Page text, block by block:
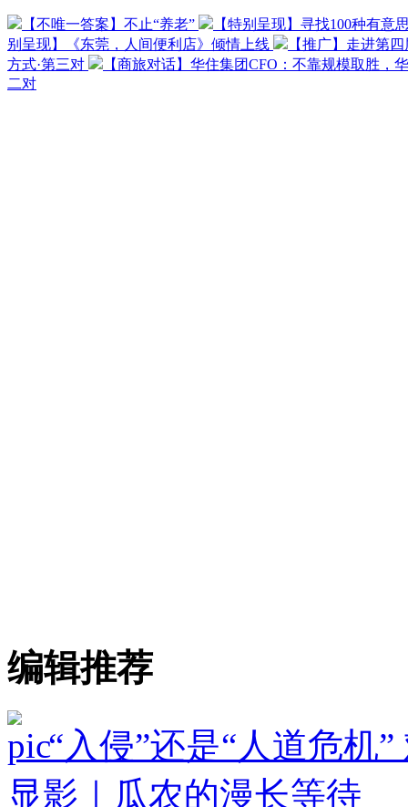
【不唯一答案】不止“养老”
【特别呈现】寻找100种有意
别呈现】《东莞，人间便利店》倾情上线
【推广】走进第
方式·第三对
【商旅对话】华住集团CFO：不靠规模取胜，
二对
编辑推荐
“入侵”还是“人道危机
显影｜瓜农的漫长等待